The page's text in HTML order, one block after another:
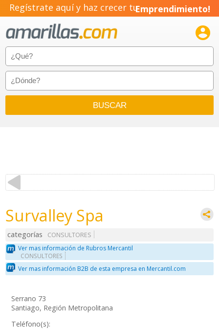
Regístrate aquí y haz crecer tuEmprendimiento!

Survalley Spa
categorías
CONSULTORES
Ver mas información de Rubros Mercantil
CONSULTORES
Ver mas información B2B de esta empresa en Mercantil.com
Serrano 73
Santiago, Región Metropolitana
Teléfono(s):